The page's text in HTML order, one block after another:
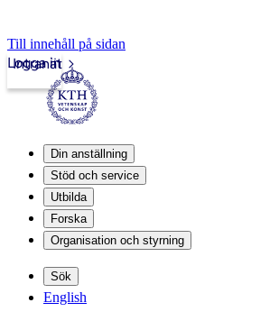
Till innehåll på sidan
Intranät
Logga in
Din anställning
Stöd och service
Utbilda
Forska
Organisation och styrning
Sök
English